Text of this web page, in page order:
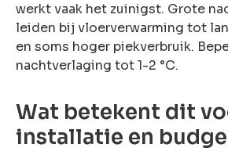
werkt vaak het zuinigst. Grote
leiden bij vloerverwarming tot
en soms hoger piekverbruik.
nachtverlaging tot 1-2 °C.
Wat betekent dit
installatie en